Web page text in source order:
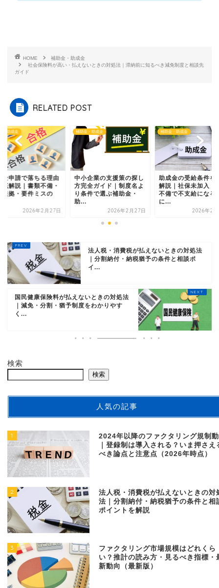
HOME
補助金・助成金
社会保険料が高い・払えないときの対処法｜滞納前に知るべき減免制度と相談先
ガイド
RELATED POST
・助成金
企業の支援策の探し
全ガイド｜制度名よ
件で選ぶ補助金・
2026年2月27日
補助金・助成金
助成金の受給条件を徹底
解説｜社保未加入・労務
不備で不支給になる前
に...
2026年2月27日
補助金・助成金
補助金申請で落ちる
を徹底解説｜書類不
数字根拠・要件ミス
改...
2026年2
法人税・消費税が払えないときの対処法
｜分割納付・納税猶予の条件と相談ポ
イ...
国民健康保険料が払えないときの対処法
｜減免・分割・猶予制度をわかりやす
く...
検索
検索
人気の記事
1
2024年以降のファクタリング規制
｜登録制は導入される？いま押さえ
べき論点と注意点（2026年時点）
2
法人税・消費税が払えないときの対
法｜分割納付・納税猶予の条件と相
ポイントを解説
3
ファクタリング市場規模はどれくら
い？推計の読み方・見るべき指標・
新動向（最新版）